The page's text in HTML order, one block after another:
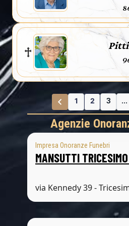
1 2 3 ...
Agenzie
Impresa Onoranze Funebri
MANSUTTI
via Kennedy 39 -